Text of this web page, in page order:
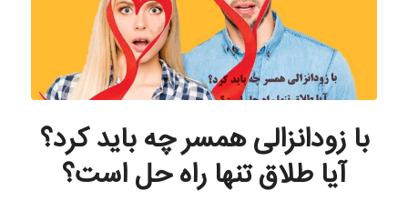
با زودانزالی همسر چه باید کرد؟
آیا طلاق تنها راه حل است؟